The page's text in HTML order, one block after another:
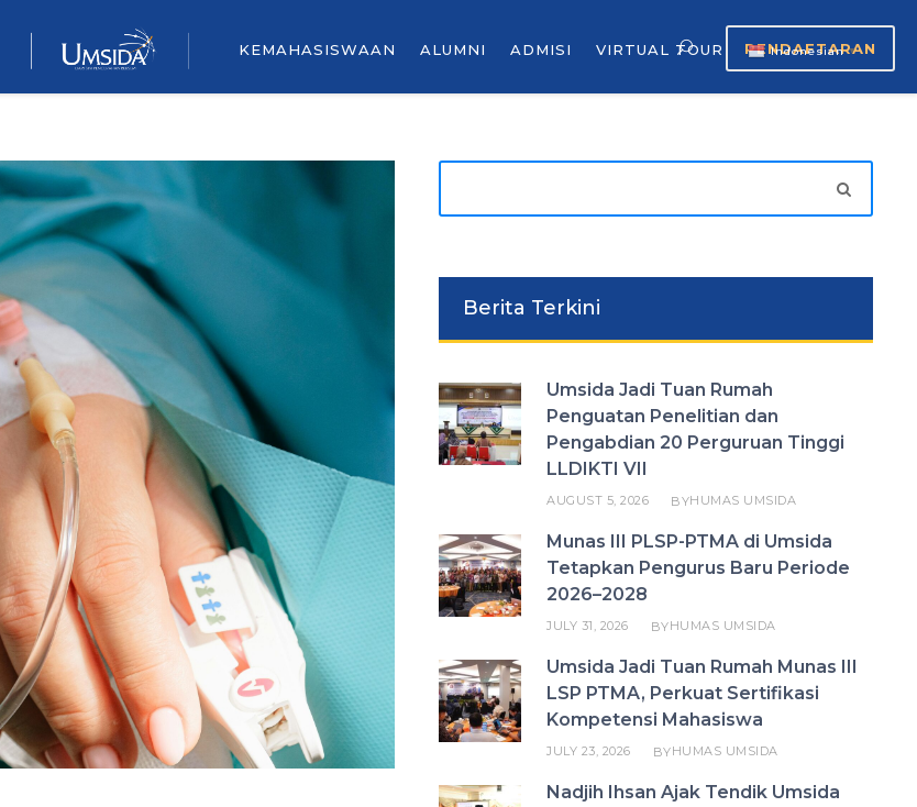
KEMAHASISWAAN ALUMNI ADMISI VIRTUAL TOUR Indonesian ▼
PENDAFTARAN
Berita Terkini
Umsida Jadi Tuan Rumah
Penguatan Penelitian dan
Pengabdian 20 Perguruan Tinggi
LLDIKTI VII
AUGUST 5, 2026 BYHUMAS UMSIDA
Munas III PLSP-PTMA di Umsida
Tetapkan Pengurus Baru Periode
2026–2028
JULY 31, 2026 BYHUMAS UMSIDA
Umsida Jadi Tuan Rumah Munas III
LSP PTMA, Perkuat Sertifikasi
Kompetensi Mahasiswa
JULY 23, 2026 BYHUMAS UMSIDA
Nadjih Ihsan Ajak Tendik Umsida